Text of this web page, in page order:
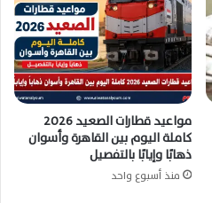
مواعيد قطارات الصعيد 2026
كاملة اليوم بين القاهرة وأسوان
ذهابًا وإيابًا بالتفصيل
منذ أسبوع واحد